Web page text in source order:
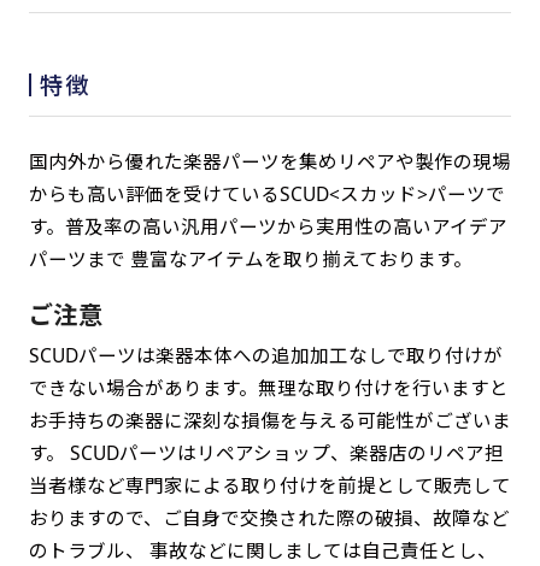
特徴
国内外から優れた楽器パーツを集めリペアや製作の現場
からも高い評価を受けているSCUD<スカッド>パーツで
す。普及率の高い汎用パーツから実用性の高いアイデア
パーツまで 豊富なアイテムを取り揃えております。
ご注意
SCUDパーツは楽器本体への追加加工なしで取り付けが
できない場合があります。無理な取り付けを行いますと
お手持ちの楽器に深刻な損傷を与える可能性がございま
す。 SCUDパーツはリペアショップ、楽器店のリペア担
当者様など専門家による取り付けを前提として販売して
おりますので、ご自身で交換された際の破損、故障など
のトラブル、 事故などに関しましては自己責任とし、